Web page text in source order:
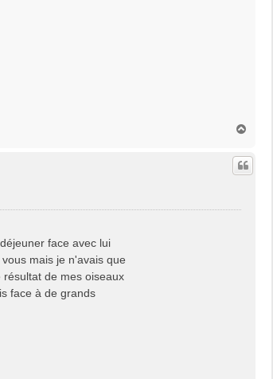
u
face avec lui
mais je n'avais que
de mes oiseaux
face à de grands